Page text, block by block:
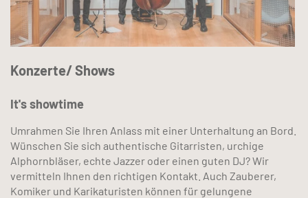
Konzerte/ Shows
It's showtime
Umrahmen Sie Ihren Anlass mit einer Unterhaltung an Bord.
Wünschen Sie sich authentische Gitarristen, urchige
Alphornbläser, echte Jazzer oder einen guten DJ? Wir
vermitteln Ihnen den richtigen Kontakt. Auch Zauberer,
Komiker und Karikaturisten können für gelungene